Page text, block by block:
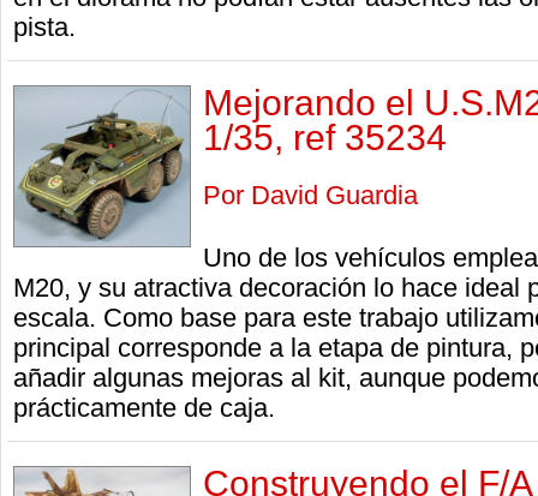
pista.
Mejorando el
1/35, ref 35234
Por David Guardia
Uno de los vehículos
M20, y su atractiva decoración lo hace ideal
escala. Como base para este trabajo
principal corresponde a la etapa de pintura,
añadir algunas mejoras al kit, aunque
prácticamente de caja.
Construyendo el F/